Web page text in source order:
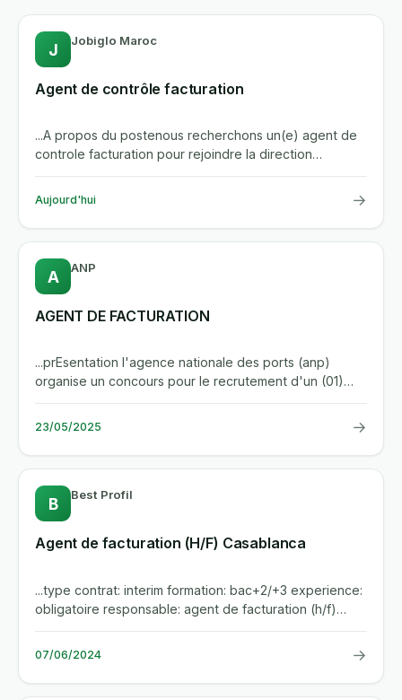
J Jobiglo Maroc
Agent de contrôle facturation
...A propos du postenous recherchons un(e) agent de
controle facturation pour rejoindre la direction
administrative et...
Aujourd'hui →
A ANP
AGENT DE FACTURATION
...prEsentation l'agence nationale des ports (anp)
organise un concours pour le recrutement d'un (01)
agent de facturation...
23/05/2025 →
B Best Profil
Agent de facturation (H/F) Casablanca
...type contrat: interim formation: bac+2/+3 experience:
obligatoire responsable: agent de facturation (h/f)
casablanca...
07/06/2024 →